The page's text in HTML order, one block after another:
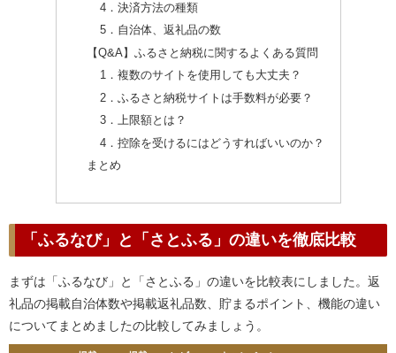
4．決済方法の種類
5．自治体、返礼品の数
【Q&A】ふるさと納税に関するよくある質問
1．複数のサイトを使用しても大丈夫？
2．ふるさと納税サイトは手数料が必要？
3．上限額とは？
4．控除を受けるにはどうすればいいのか？
まとめ
「ふるなび」と「さとふる」の違いを徹底比較
まずは「ふるなび」と「さとふる」の違いを比較表にしました。返
礼品の掲載自治体数や掲載返礼品数、貯まるポイント、機能の違い
についてまとめましたの比較してみましょう。